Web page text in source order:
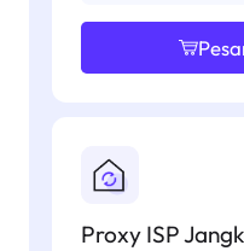
Proxy ISP